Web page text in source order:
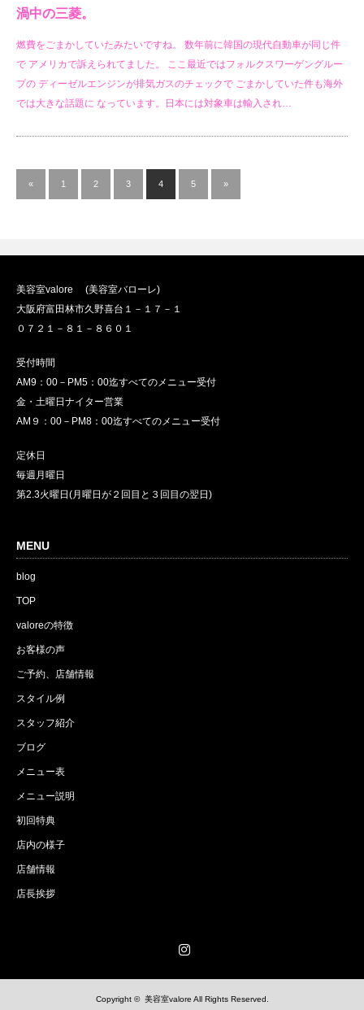
渦中の三菱。
燃費をごまかしていたみたいですね。 数年前に韓国の現代自動車が同じ件
で アメリカで訴えられてました。 ここ最近ではフォルクスワーゲングルー
プの ディーゼルエンジンが排気ガスのチェックで ごまかしていた件も海外
では大きな話題に なっています。日本には対象車は輸入され…
« 1 2 3 4 5 »
美容室valore (美容室バローレ)
大阪府富田林市久野喜台１－１７－１
０７２１－８１－８６０１
受付時間
AM9：00－PM5：00迄すべてのメニュー受付
金・土曜日ナイター営業
AM９：00－PM8：00迄すべてのメニュー受付
定休日
毎週月曜日
第2.3火曜日(月曜日が２回目と３回目の翌日)
MENU
blog
TOP
valoreの特徴
お客様の声
ご予約、店舗情報
スタイル例
スタッフ紹介
ブログ
メニュー表
メニュー説明
初回特典
店内の様子
店舗情報
店長挨拶
Copyright © 美容室valore All Rights Reserved.